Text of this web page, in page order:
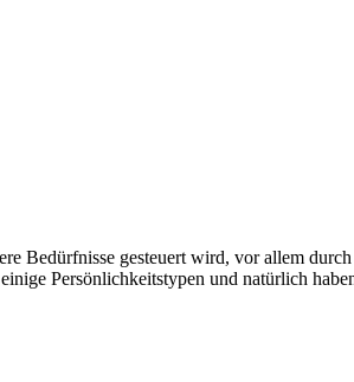
Bedürfnisse gesteuert wird, vor allem
Persönlichkeitstypen und natürlich